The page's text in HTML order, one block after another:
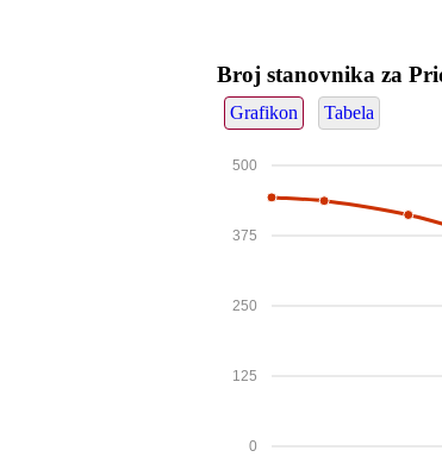
Broj stanovnika za
Grafikon Tabela
0
125
250
375
500